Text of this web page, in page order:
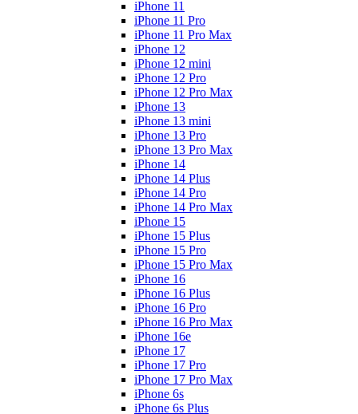
iPhone 11
iPhone 11 Pro
iPhone 11 Pro Max
iPhone 12
iPhone 12 mini
iPhone 12 Pro
iPhone 12 Pro Max
iPhone 13
iPhone 13 mini
iPhone 13 Pro
iPhone 13 Pro Max
iPhone 14
iPhone 14 Plus
iPhone 14 Pro
iPhone 14 Pro Max
iPhone 15
iPhone 15 Plus
iPhone 15 Pro
iPhone 15 Pro Max
iPhone 16
iPhone 16 Plus
iPhone 16 Pro
iPhone 16 Pro Max
iPhone 16e
iPhone 17
iPhone 17 Pro
iPhone 17 Pro Max
iPhone 6s
iPhone 6s Plus